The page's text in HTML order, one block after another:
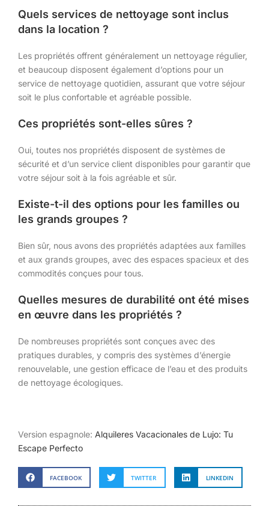
Quels services de nettoyage sont inclus
dans la location ?
Les propriétés offrent généralement un nettoyage régulier,
et beaucoup disposent également d’options pour un
service de nettoyage quotidien, assurant que votre séjour
soit le plus confortable et agréable possible.
Ces propriétés sont-elles sûres ?
Oui, toutes nos propriétés disposent de systèmes de
sécurité et d’un service client disponibles pour garantir que
votre séjour soit à la fois agréable et sûr.
Existe-t-il des options pour les familles ou
les grands groupes ?
Bien sûr, nous avons des propriétés adaptées aux familles
et aux grands groupes, avec des espaces spacieux et des
commodités conçues pour tous.
Quelles mesures de durabilité ont été mises
en œuvre dans les propriétés ?
De nombreuses propriétés sont conçues avec des
pratiques durables, y compris des systèmes d’énergie
renouvelable, une gestion efficace de l’eau et des produits
de nettoyage écologiques.
Version espagnole: Alquileres Vacacionales de Lujo: Tu
Escape Perfecto
FACEBOOK TWITTER LINKEDIN